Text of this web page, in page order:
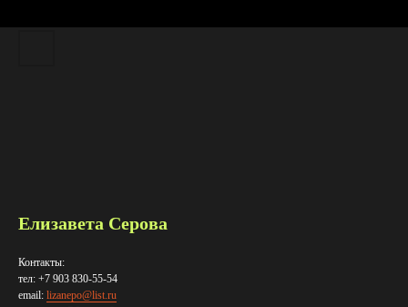
Елизавета Серова
Контакты:
тел: +7 903 830-55-54
email: lizanepo@list.ru